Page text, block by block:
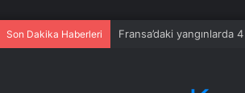
Son Dakika Haberleri Fransa’daki yangınlarda